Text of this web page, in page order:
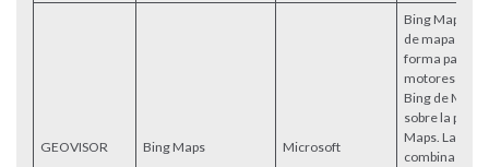
GEOVISOR Bing Maps Microsoft
Bing Maps es
de mapas en
forma parte
motores de
Bing de
sobre la
Maps. La
combina